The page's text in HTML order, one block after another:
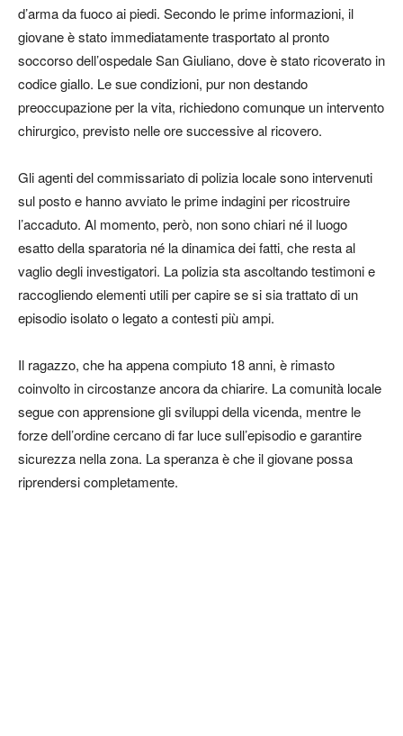
d’arma da fuoco ai piedi. Secondo le prime informazioni, il
giovane è stato immediatamente trasportato al pronto
soccorso dell’ospedale San Giuliano, dove è stato ricoverato in
codice giallo. Le sue condizioni, pur non destando
preoccupazione per la vita, richiedono comunque un intervento
chirurgico, previsto nelle ore successive al ricovero.
Gli agenti del commissariato di polizia locale sono intervenuti
sul posto e hanno avviato le prime indagini per ricostruire
l’accaduto. Al momento, però, non sono chiari né il luogo
esatto della sparatoria né la dinamica dei fatti, che resta al
vaglio degli investigatori. La polizia sta ascoltando testimoni e
raccogliendo elementi utili per capire se si sia trattato di un
episodio isolato o legato a contesti più ampi.
Il ragazzo, che ha appena compiuto 18 anni, è rimasto
coinvolto in circostanze ancora da chiarire. La comunità locale
segue con apprensione gli sviluppi della vicenda, mentre le
forze dell’ordine cercano di far luce sull’episodio e garantire
sicurezza nella zona. La speranza è che il giovane possa
riprendersi completamente.